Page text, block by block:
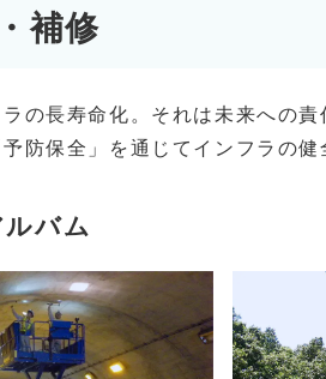
補修
の長寿命化。それは未来への
防保全」を通じてインフラの
バム